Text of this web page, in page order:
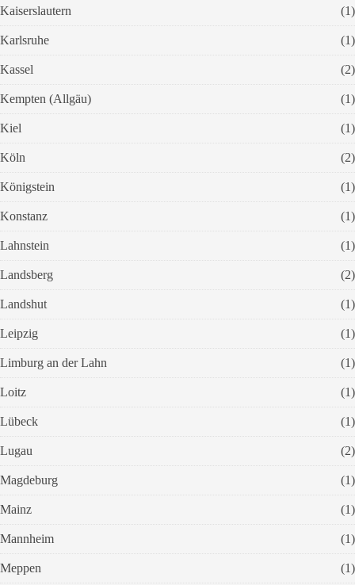
Kaiserslautern (1)
Karlsruhe (1)
Kassel (2)
Kempten (Allgäu) (1)
Kiel (1)
Köln (2)
Königstein (1)
Konstanz (1)
Lahnstein (1)
Landsberg (2)
Landshut (1)
Leipzig (1)
Limburg an der Lahn (1)
Loitz (1)
Lübeck (1)
Lugau (2)
Magdeburg (1)
Mainz (1)
Mannheim (1)
Meppen (1)